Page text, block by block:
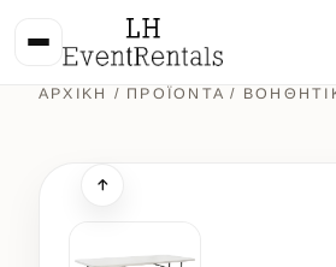
ΑΡΧΙΚΉ / ΠΡΟΪΌΝΤΑ/